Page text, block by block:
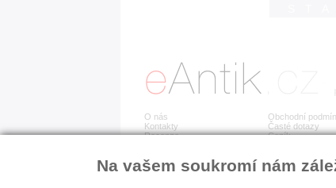
O nás
Kontakty
Recenze
Obchodní
Časté dotazy
Ceník
Detail položky již není dostupný.
Na vašem soukromí nám